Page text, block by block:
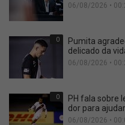
06/08/2026 •
0
Pumita
delicado da
06/08/2026 •
0
PH fala sobre
dor para
06/08/2026 •